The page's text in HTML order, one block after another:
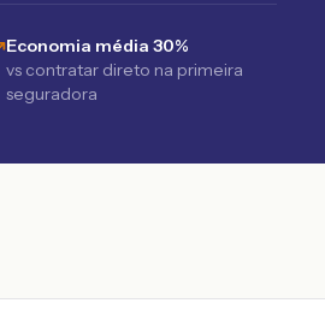
Economia média 30%
vs contratar direto na primeira
seguradora